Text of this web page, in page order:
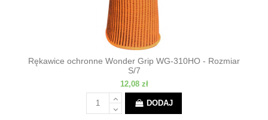
Rękawice ochronne Wonder Grip WG-310HO - Rozmiar
S/7
12,08 zł
DODAJ